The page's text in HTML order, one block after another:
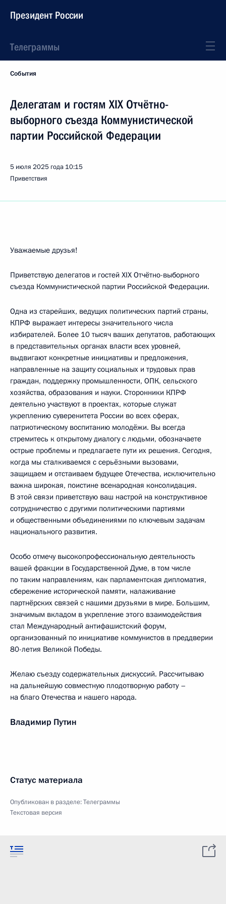
Президент России
Телеграммы
События
Делегатам и гостям XIX Отчётно-
выборного съезда Коммунистической
партии Российской Федерации
5 июля 2025 года 10:15
Приветствия
Уважаемые друзья!
Приветствую делегатов и гостей XIX Отчётно-выборного
съезда Коммунистической партии Российской Федерации.
Одна из старейших, ведущих политических партий страны,
КПРФ выражает интересы значительного числа
избирателей. Более 10 тысяч ваших депутатов, работающих
в представительных органах власти всех уровней,
выдвигают конкретные инициативы и предложения,
направленные на защиту социальных и трудовых прав
граждан, поддержку промышленности, ОПК, сельского
хозяйства, образования и науки. Сторонники КПРФ
деятельно участвуют в проектах, которые служат
укреплению суверенитета России во всех сферах,
патриотическому воспитанию молодёжи. Вы всегда
стремитесь к открытому диалогу с людьми, обозначаете
острые проблемы и предлагаете пути их решения. Сегодня,
когда мы сталкиваемся с серьёзными вызовами,
защищаем и отстаиваем будущее Отечества, исключительно
важна широкая, поистине всенародная консолидация.
В этой связи приветствую ваш настрой на конструктивное
сотрудничество с другими политическими партиями
и общественными объединениями по ключевым задачам
национального развития.
Особо отмечу высокопрофессиональную деятельность
вашей фракции в Государственной Думе, в том числе
по таким направлениям, как парламентская дипломатия,
сбережение исторической памяти, налаживание
партнёрских связей с нашими друзьями в мире. Большим,
значимым вкладом в укрепление этого взаимодействия
стал Международный антифашистский форум,
организованный по инициативе коммунистов в преддверии
80-летия Великой Победы.
Желаю съезду содержательных дискуссий. Рассчитываю
на дальнейшую совместную плодотворную работу –
на благо Отечества и нашего народа.
Владимир Путин
Статус материала
Опубликован в разделе:Телеграммы
Текстовая версия